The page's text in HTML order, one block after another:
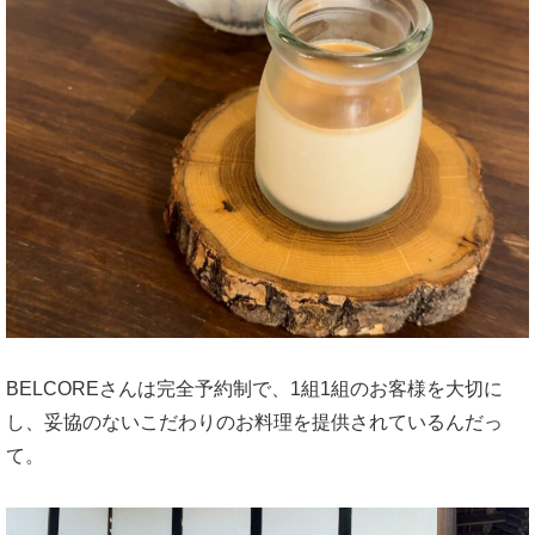
BELCOREさんは完全予約制で、1組1組のお客様を大切に
し、妥協のないこだわりのお料理を提供されているんだっ
て。